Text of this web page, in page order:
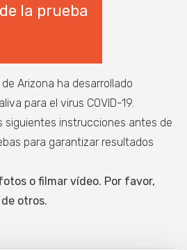
la prueba
Arizona ha desarrollado
para el virus COVID-19.
siguientes instrucciones antes de
para garantizar resultados
o filmar vídeo. Por favor,
otros.